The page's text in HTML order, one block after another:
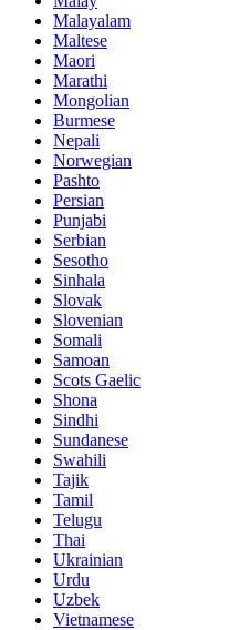
Malayalam
Maltese
Maori
Marathi
Mongolian
Burmese
Nepali
Norwegian
Pashto
Persian
Punjabi
Serbian
Sesotho
Sinhala
Slovak
Slovenian
Somali
Samoan
Scots Gaelic
Shona
Sindhi
Sundanese
Swahili
Tajik
Tamil
Telugu
Thai
Ukrainian
Urdu
Uzbek
Vietnamese